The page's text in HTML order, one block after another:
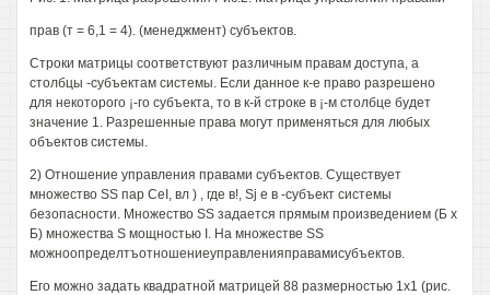
прав (т = 6,1 = 4). (менеджмент) субъектов.
Строки матрицы соответствуют различным правам доступа, а
столбцы -субъектам системы. Если данное к-е право разрешено
для некоторого ¡-го субъекта, то в к-й строке в ¡-м столбце будет
значение 1. Разрешенные права могут применяться для любых
объектов системы.
2) Отношение управления правами субъектов. Существует
множество SS пар СеI, вл ) , где в!, Sj е в -субъект системы
безопасности. Множество SS задается прямым произведением (Б х
Б) множества S мощностью I. На множестве SS
можноопределтъотношениеуправленияправамисубъектов.
Его можно задать квадратной матрицей 88 размерностью 1x1 (рис.